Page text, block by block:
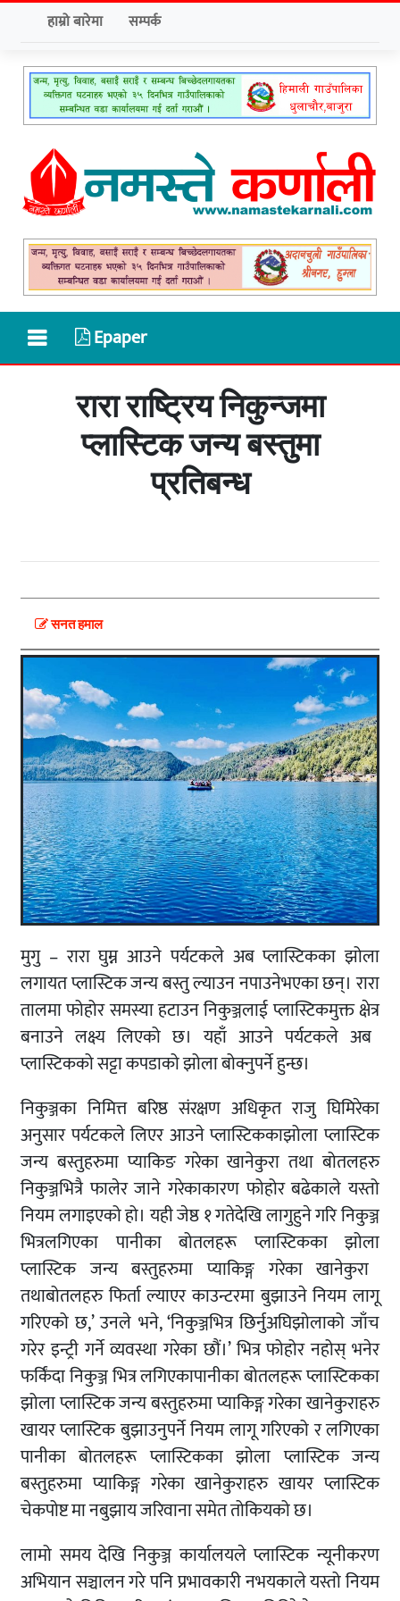
हाम्रो बारेमा सम्पर्क
Epaper
रारा राष्ट्रिय निकुन्जमा
प्लास्टिक जन्य बस्तुमा
प्रतिबन्ध
सनत हमाल
मुगु–रारा घुम्न आउने पर्यटकले अब प्लास्टिकका झोला
लगायतप्लास्टिक जन्य बस्तु ल्याउननपाउनेभएकाछन्। रारा
तालमाफोहोरसमस्याहटाउननिकुञ्जलाईप्लास्टिकमुक्तक्षेत्र
बनाउने लक्ष्य लिएको छ।यहाँ आउने पर्यटकले अब
प्लास्टिककोसट्टाकपडाकोझोलाबोक्नुपर्नेहुन्छ।
निकुञ्जका निमित्त बरिष्ठ संरक्षण अधिकृत राजु घिमिरेका
अनुसारपर्यटकलेलिएरआउनेप्लास्टिककाझोलाप्लास्टिक
जन्य बस्तुहरुमा प्याकिङ गरेका खानेकुरातथा बोतलहरु
निकुञ्जभित्रै फालेर जाने गरेकाकारण फोहोर बढेकाले यस्तो
नियमलगाइएकोहो। यहीजेष्ठ१गतेदेखिलागुहुने गरिनिकुञ्ज
भित्रलगिएका पानीका बोतलहरू प्लास्टिकका झोला
प्लास्टिक जन्य बस्तुहरुमा प्याकिङ्ग गरेका खानेकुरा
तथाबोतलहरु फिर्ताल्याएरकाउन्टरमाबुझाउनेनियमलागू
गरिएको छ,’उनले भने, ‘निकुञ्जभित्र छिर्नुअघिझोलाको जाँच
गरेरइन्ट्रीगर्नेव्यवस्था गरेका छौं।’भित्रफोहोरनहोस्भनेर
फर्किंदानिकुञ्ज भित्रलगिएकापानीकाबोतलहरूप्लास्टिकका
झोलाप्लास्टिक जन्य बस्तुहरुमा प्याकिङ्ग गरेका खानेकुराहरु
खायरप्लास्टिक बुझाउनुपर्नेनियमलागूगरिएकोरलगिएका
पानीका बोतलहरू प्लास्टिकका झोला प्लास्टिक जन्य
बस्तुहरुमा प्याकिङ्ग गरेका खानेकुराहरु खायरप्लास्टिक
चेकपोष्ट मा नबुझाय जरिवाना समेत तोकियकोछ।
लामो समय देखि निकुञ्ज कार्यालयले प्लास्टिक न्यूनीकरण
अभियानसञ्चालनगरेपनि प्रभावकारी नभयकाले यस्तो नियम